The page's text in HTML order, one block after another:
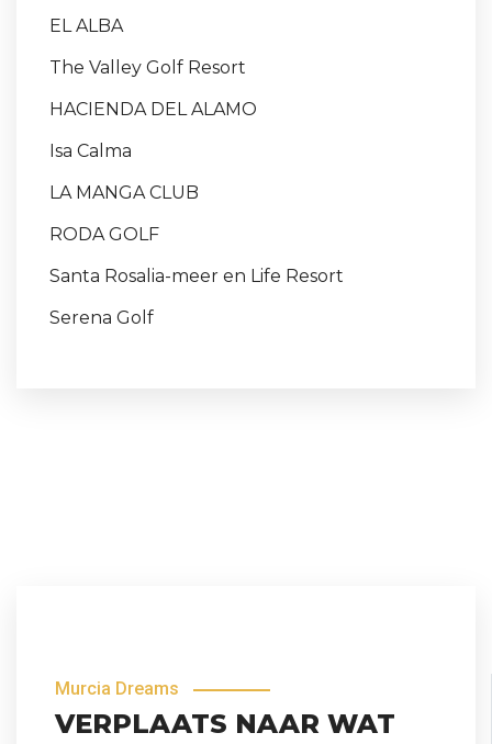
EL ALBA
The Valley Golf Resort
HACIENDA DEL ALAMO
Isa Calma
LA MANGA CLUB
RODA GOLF
Santa Rosalia-meer en Life Resort
Serena Golf
Murcia Dreams
VERPLAATS NAAR WAT